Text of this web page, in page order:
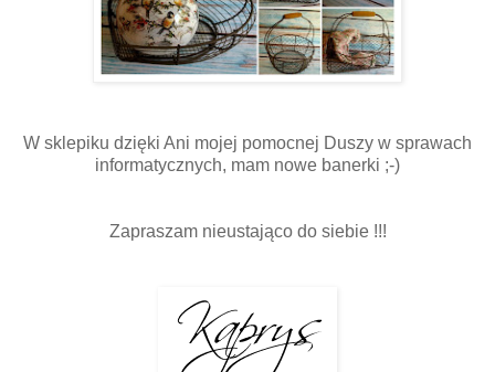
W sklepiku dzięki Ani mojej pomocnej Duszy w sprawach
informatycznych, mam nowe banerki ;-)
Zapraszam nieustająco do siebie !!!